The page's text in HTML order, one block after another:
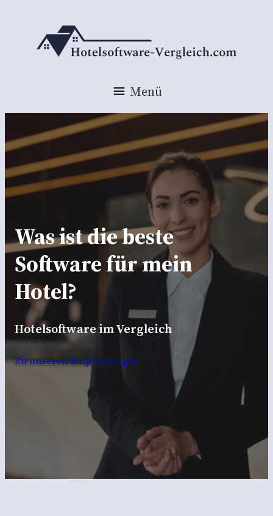
Menü
Was ist die beste
Software für mein
Hotel?
Hotelsoftware im Vergleich
Zu unseren Empfehlungen